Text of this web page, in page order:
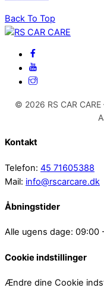
Back To Top
© 2026 RS CAR
Kontakt
Telefon: 45 71605388
Mail: info@rscarcare.dk
Åbningstider
Alle ugens dage: 09:00
Cookie indstillinger
Ændre dine Cookie